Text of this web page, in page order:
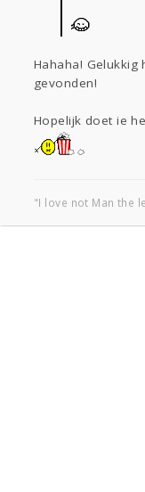
Hahaha!
gevonden!
Hopelijk doet ie
"I love not Man the